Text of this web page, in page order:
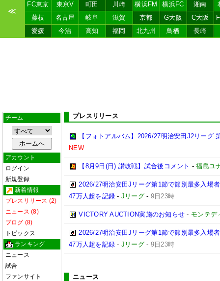
≪
FC東京
東京V 町田 川崎 横浜FM 横浜FC 湘南
藤枝
名古屋 岐阜 滋賀 京都 G大阪 C大阪
愛媛
今治 高知 福岡 北九州 鳥栖 長崎
チーム
アカウント
ログイン
新規登録
新着情報
プレスリリース (2)
ニュース (8)
ブログ (8)
トピックス
ランキング
ニュース
試合
ファンサイト
プレスリリース
【フォトアルバム】2026/27明治安田J2リーグ
NEW
【8月9日(日) 讃岐戦】試合後コメント -福島ユ
2026/27明治安田Jリーグ第1節で節別最多入場
47万人超を記録 - Jリーグ - 9日23時
VICTORY AUCTION実施のお知らせ - モンテデ
2026/27明治安田Jリーグ第1節で節別最多入場
47万人超を記録 - Jリーグ - 9日23時
ニュース